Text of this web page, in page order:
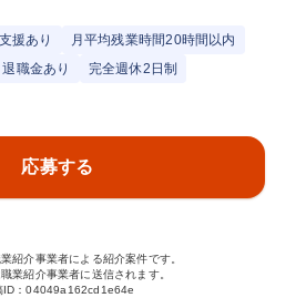
援あり
月平均残業時間20時間以内
退職金あり 完全週休2日制
応募する
紹介事業者による紹介案件です。
業紹介事業者に送信されます。
ID：04049a162cd1e64e